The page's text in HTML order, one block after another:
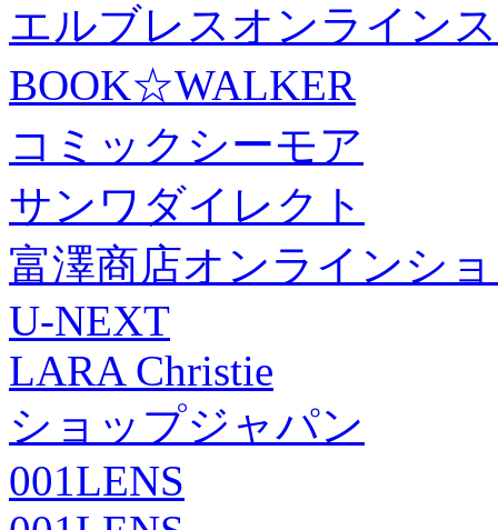
エルブレスオンライン
BOOK☆WALKER
コミックシーモア
サンワダイレクト
富澤商店オンラインシ
U-NEXT
LARA Christie
ショップジャパン
001LENS